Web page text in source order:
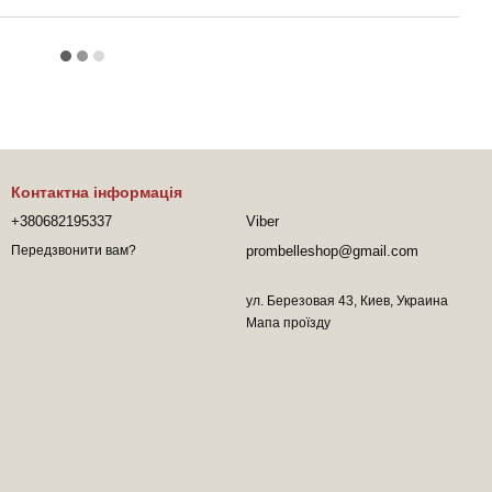
Контактна інформація
+380682195337
Передзвонити вам?
Viber
prombelleshop@gmail.com
ул. Березовая 43, Киев, Украина
Мапа проїзду